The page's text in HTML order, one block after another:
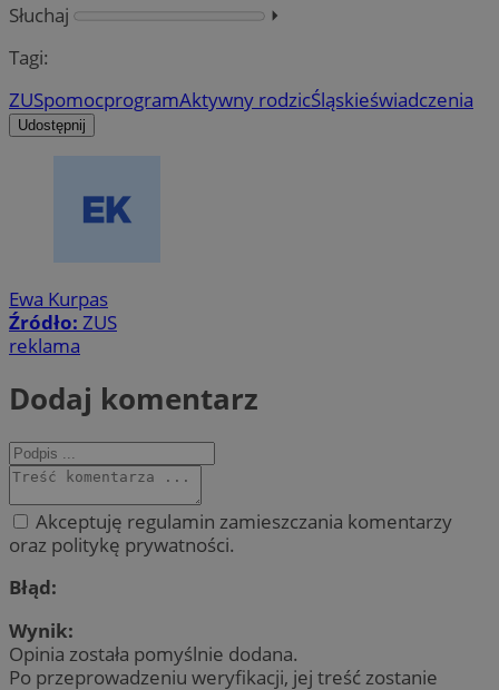
Słuchaj
⏵︎
Tagi:
ZUSpomocprogramAktywny rodzicŚląskieświadczenia
Udostępnij
Ewa Kurpas
Źródło: ZUS
reklama
Dodaj komentarz
Akceptuję regulamin zamieszczania komentarzy
oraz politykę prywatności.
Błąd:
Wynik:
Opinia została pomyślnie dodana.
Po przeprowadzeniu weryfikacji, jej treść zostanie